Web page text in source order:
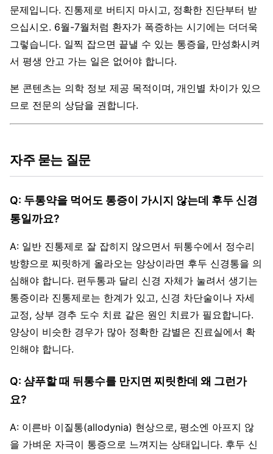
문제입니다. 진통제로 버티지 마시고, 정확한 진단부터 받
으십시오. 6월-7월처럼 환자가 폭증하는 시기에는 더더욱
그렇습니다. 일찍 잡으면 끝낼 수 있는 통증을, 만성화시켜
서 평생 안고 가는 일은 없어야 합니다.
본 콘텐츠는 의학 정보 제공 목적이며, 개인별 차이가 있으
므로 전문의 상담을 권합니다.
자주 묻는 질문
Q: 두통약을 먹어도 통증이 가시지 않는데 후두 신경
통일까요?
A: 일반 진통제로 잘 잡히지 않으면서 뒤통수에서 정수리
방향으로 찌릿하게 올라오는 양상이라면 후두 신경통을 의
심해야 합니다. 편두통과 달리 신경 자체가 눌려서 생기는
통증이라 진통제로는 한계가 있고, 신경 차단술이나 자세
교정, 상부 경추 도수 치료 같은 원인 치료가 필요합니다.
양상이 비슷한 경우가 많아 정확한 감별은 진료실에서 확
인해야 합니다.
Q: 샴푸할 때 뒤통수를 만지면 찌릿한데 왜 그런가
요?
A: 이른바 이질통(allodynia) 현상으로, 평소엔 아프지 않
을 가벼운 자극이 통증으로 느껴지는 상태입니다. 후두 신